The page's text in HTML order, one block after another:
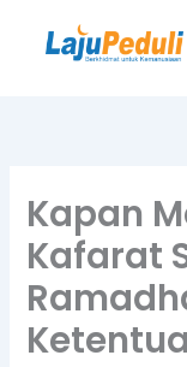
Kapan
Kafarat